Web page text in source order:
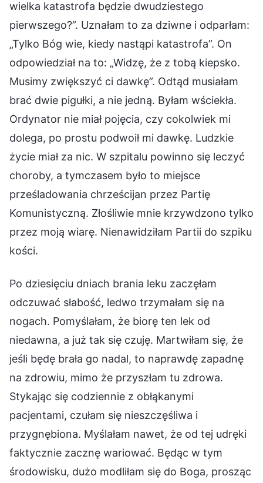
wielka katastrofa będzie dwudziestego
pierwszego?”. Uznałam to za dziwne i odparłam:
„Tylko Bóg wie, kiedy nastąpi katastrofa”. On
odpowiedział na to: „Widzę, że z tobą kiepsko.
Musimy zwiększyć ci dawkę”. Odtąd musiałam
brać dwie pigułki, a nie jedną. Byłam wściekła.
Ordynator nie miał pojęcia, czy cokolwiek mi
dolega, po prostu podwoił mi dawkę. Ludzkie
życie miał za nic. W szpitalu powinno się leczyć
choroby, a tymczasem było to miejsce
prześladowania chrześcijan przez Partię
Komunistyczną. Złośliwie mnie krzywdzono tylko
przez moją wiarę. Nienawidziłam Partii do szpiku
kości.
Po dziesięciu dniach brania leku zaczęłam
odczuwać słabość, ledwo trzymałam się na
nogach. Pomyślałam, że biorę ten lek od
niedawna, a już tak się czuję. Martwiłam się, że
jeśli będę brała go nadal, to naprawdę zapadnę
na zdrowiu, mimo że przyszłam tu zdrowa.
Stykając się codziennie z obłąkanymi
pacjentami, czułam się nieszczęśliwa i
przygnębiona. Myślałam nawet, że od tej udręki
faktycznie zacznę wariować. Będąc w tym
środowisku, dużo modliłam się do Boga, prosząc